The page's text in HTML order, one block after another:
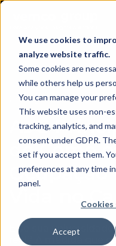
We use cookies to
analyze website traffic.
Some cookies are
while others help us
You can manage your
This website uses non-
tracking, analytics, and
consent under GDPR.
set if you accept them.
preferences at any time
panel.
Accept
Contagem de fluxo,
As 5
de Como
Ocupação
Vida no
E se sua
real? À medida que